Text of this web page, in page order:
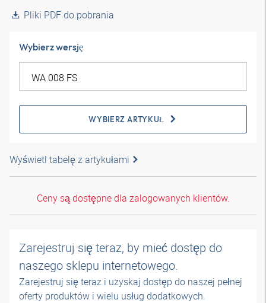
Pliki PDF do pobrania
Wybierz wersję
WYBIERZ ARTYKUŁ
Wyświetl tabelę z artykułami
Ceny są dostępne dla zalogowanych klientów.
Zarejestruj się teraz, by mieć dostęp do
naszego sklepu internetowego.
Zarejestruj się teraz i uzyskaj dostęp do naszej pełnej
oferty produktów i wielu usług dodatkowych.